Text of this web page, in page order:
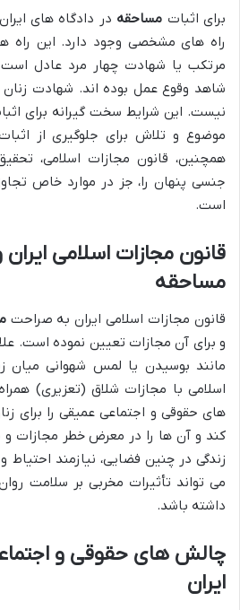
برای اثبات مساحقه در دادگاه های
راه های مشخصی وجود دارد. این راه
مرتکب یا شهادت چهار مرد عادل
شاهد وقوع عمل بوده اند. شهادت زنان
نیست. این شرایط سخت گیرانه برای
موضوع و تلاش برای جلوگیری از
همچنین، قانون مجازات اسلامی،
جنسی پنهان را، جز در موارد خاص
است.
قانون مجازات اسلامی ایران
مساحقه
قانون مجازات اسلامی ایران به صراحت
و برای آن مجازات تعیین نموده است.
مانند بوسیدن یا لمس شهوانی میان
اسلامی با مجازات شلاق (تعزیری)
های حقوقی و اجتماعی عمیقی را برای
کند و آن ها را در معرض خطر مجازات و
زندگی در چنین فضایی، نیازمند احتیاط
می تواند تأثیرات مخربی بر سلامت
داشته باشد.
چالش های حقوقی و
ایران